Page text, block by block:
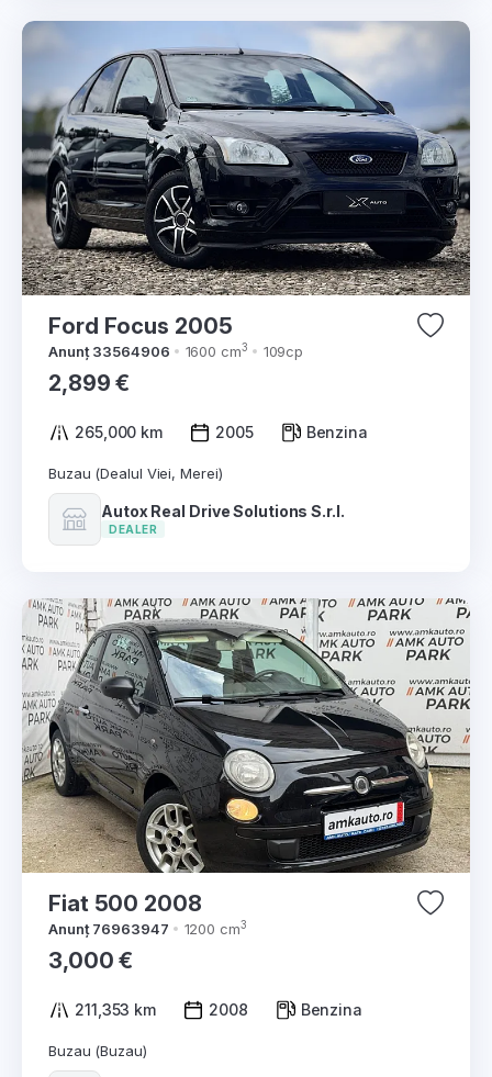
Ford Focus 2005
Anunț 33564906 1600 cm3 109cp
2,899 €
265,000 km 2005 Benzina
Buzau (Dealul Viei, Merei)
Autox Real Drive Solutions S.r.l.
DEALER
Fiat 500 2008
Anunț 76963947 1200 cm3
3,000 €
211,353 km 2008 Benzina
Buzau (Buzau)